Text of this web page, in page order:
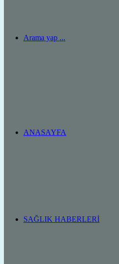
Arama yap ...
ANASAYFA
SAĞLIK HABERLERI